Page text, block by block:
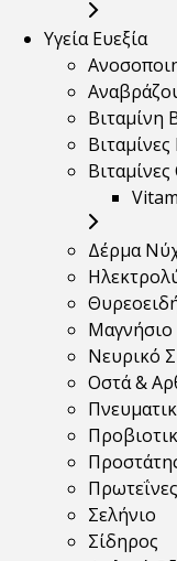
Υγεία Ευεξία
Βιταμίνη
Δέρμα
Μαγνήσιο
Νευρικό
Οστά &
Πρωτεΐνες
Σελήνιο
Σίδηρος